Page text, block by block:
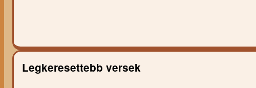
Legkeresettebb versek